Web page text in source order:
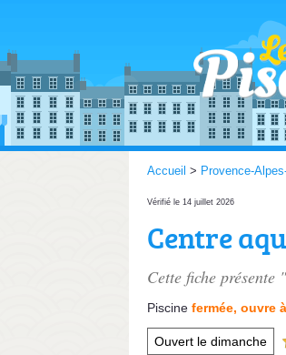
Accueil > Provence-
Vérifié le 14 juillet 2026
Centre
Cette fiche
Piscine fermée, ouvre
Ouvert le dimanche